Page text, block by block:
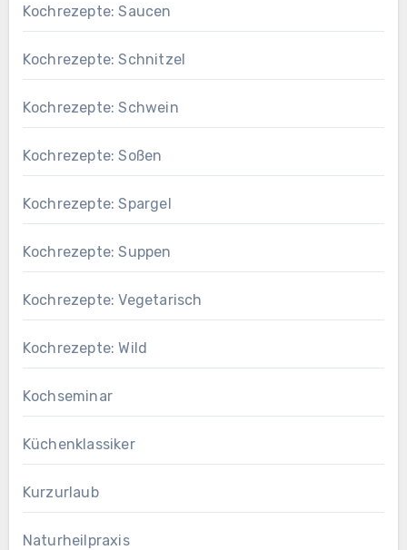
Kochrezepte: Saucen
Kochrezepte: Schnitzel
Kochrezepte: Schwein
Kochrezepte: Soßen
Kochrezepte: Spargel
Kochrezepte: Suppen
Kochrezepte: Vegetarisch
Kochrezepte: Wild
Kochseminar
Küchenklassiker
Kurzurlaub
Naturheilpraxis